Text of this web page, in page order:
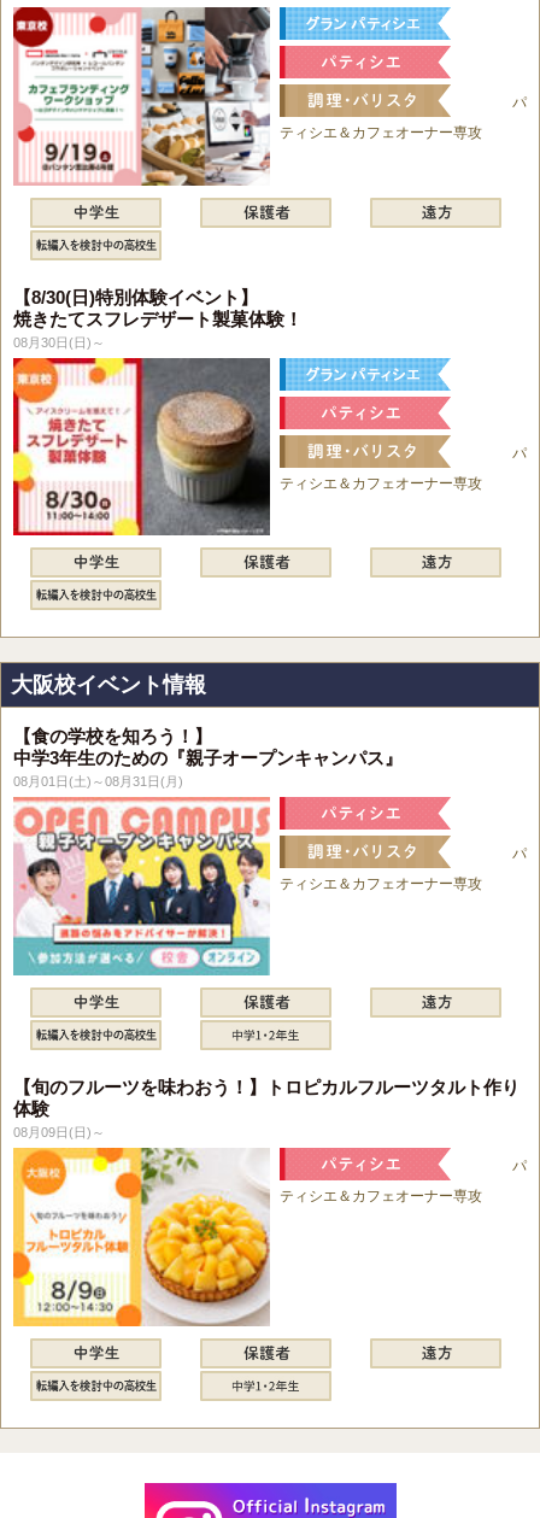
パ
ティシエ＆カフェオーナー専攻
【8/30(日)特別体験イベント】
焼きたてスフレデザート製菓体験！
08月30日(日)～
パ
ティシエ＆カフェオーナー専攻
大阪校イベント情報
【食の学校を知ろう！】
中学3年生のための『親子オープンキャンパス』
08月01日(土)～08月31日(月)
パ
ティシエ＆カフェオーナー専攻
【旬のフルーツを味わおう！】トロピカルフルーツタルト作り
体験
08月09日(日)～
パ
ティシエ＆カフェオーナー専攻